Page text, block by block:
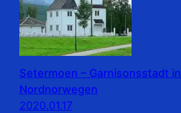
Setermoen – Garnisonsstadt in
Nordnorwegen
2020.01.17